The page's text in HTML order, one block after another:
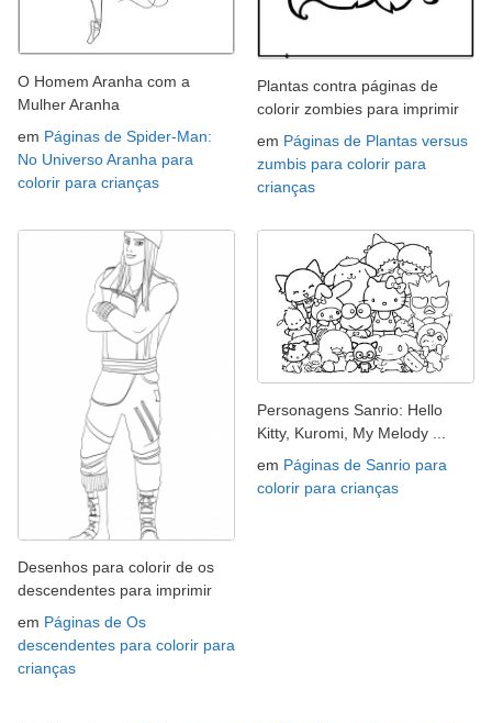
O Homem Aranha com a
Mulher Aranha
em Páginas de Spider-Man:
No Universo Aranha para
colorir para crianças
Plantas contra páginas de
colorir zombies para imprimir
em Páginas de Plantas versus
zumbis para colorir para
crianças
Desenhos para colorir de os
descendentes para imprimir
em Páginas de Os
descendentes para colorir para
crianças
Personagens Sanrio: Hello
Kitty, Kuromi, My Melody ...
em Páginas de Sanrio para
colorir para crianças